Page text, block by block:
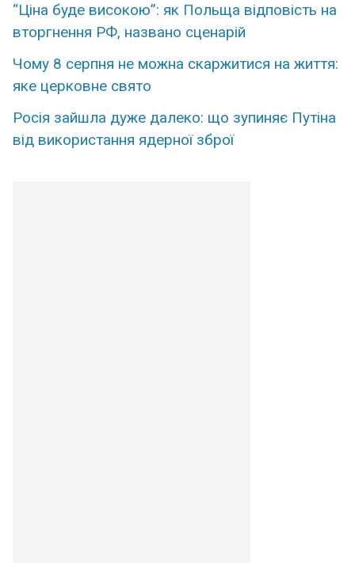
“Ціна буде високою”: як Польща відповість на
вторгнення РФ, названо сценарій
Чому 8 серпня не можна скаржитися на життя:
яке церковне свято
Росія зайшла дуже далеко: що зупиняє Путіна
від використання ядерної зброї